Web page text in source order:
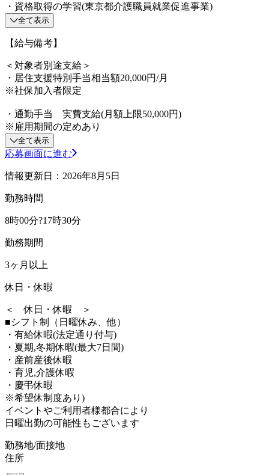
・資格取得の学習(東京都介護職員就業促進事業)
全て表示
【給与備考】
＜対象者別途支給＞
・居住支援特別手当相当額20,000円/月
※社保加入者限定
・通勤手当 実費支給(月額上限50,000円)
※雇用期間の定めあり
全て表示
応募画面に進む
情報更新日：2026年8月5日
勤務時間
8時00分?17時30分
勤務期間
3ヶ月以上
休日・休暇
＜ 休日・休暇 ＞
■シフト制（日曜休み、他）
・有給休暇(法定通り付与)
・夏期,冬期休暇(最大7日間)
・産前産後休暇
・育児,介護休暇
・慶弔休暇
※希望休制度あり)
イベントやご利用者様都合により
日曜出勤の可能性もございます
勤務地/面接地
住所